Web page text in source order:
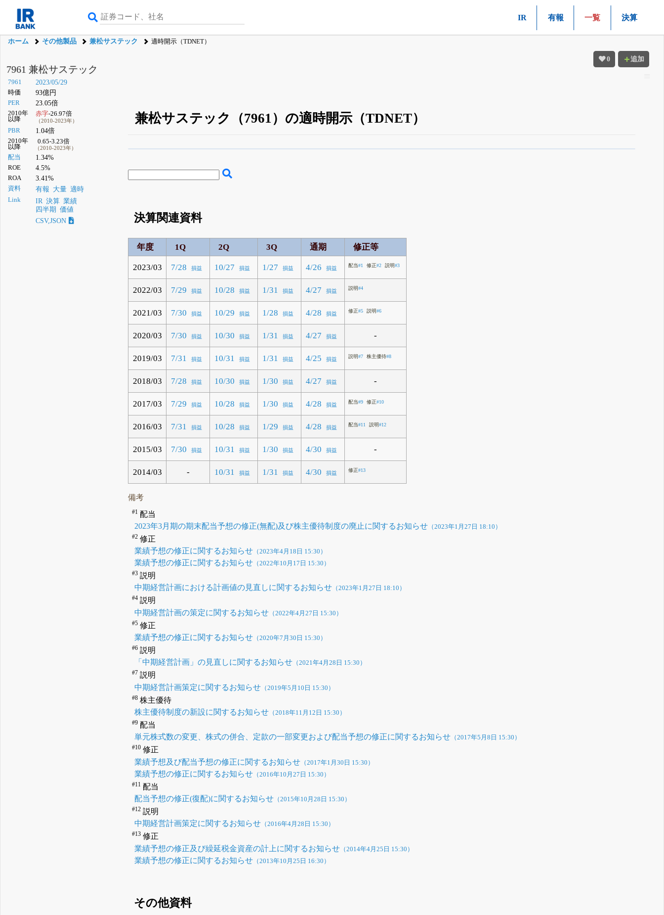
IR 有報 一覧 決算
ホーム その他製品 兼松サステック 適時開示（TDNET）
0 追加
7961 兼松サステック
7961 2023/05/29
時価 93億円
PER 23.05倍
2010年
以降
赤字-26.97倍
（2010-2023年）
PBR 1.04倍
2010年
以降
0.65-3.23倍
（2010-2023年）
配当 1.34%
ROE 4.5%
ROA 3.41%
資料 有報 大量 適時
Link IR 決算 業績
四半期 価値
CSV,JSON
兼松サステック（7961）の適時開示（TDNET）
無料でβ版をはじめる
決算関連資料
年度 1Q 2Q 3Q 通期 修正等
2023/03 7/28 損益 10/27 損益 1/27 損益 4/26 損益 配当#1 修正#2 説明#3
2022/03 7/29 損益 10/28 損益 1/31 損益 4/27 損益 説明#4
2021/03 7/30 損益 10/29 損益 1/28 損益 4/28 損益 修正#5 説明#6
2020/03 7/30 損益 10/30 損益 1/31 損益 4/27 損益 -
2019/03 7/31 損益 10/31 損益 1/31 損益 4/25 損益 説明#7 株主優待#8
2018/03 7/28 損益 10/30 損益 1/30 損益 4/27 損益 -
2017/03 7/29 損益 10/28 損益 1/30 損益 4/28 損益 配当#9 修正#10
2016/03 7/31 損益 10/28 損益 1/29 損益 4/28 損益 配当#11 説明#12
2015/03 7/30 損益 10/31 損益 1/30 損益 4/30 損益 -
2014/03 - 10/31 損益 1/31 損益 4/30 損益 修正#13
備考
#1 配当
2023年3月期の期末配当予想の修正(無配)及び株主優待制度の廃止に関するお知らせ （2023年1月27日 18:10）
#2 修正
業績予想の修正に関するお知らせ （2023年4月18日 15:30）
業績予想の修正に関するお知らせ （2022年10月17日 15:30）
#3 説明
中期経営計画における計画値の見直しに関するお知らせ （2023年1月27日 18:10）
#4 説明
中期経営計画の策定に関するお知らせ （2022年4月27日 15:30）
#5 修正
業績予想の修正に関するお知らせ （2020年7月30日 15:30）
#6 説明
「中期経営計画」の見直しに関するお知らせ （2021年4月28日 15:30）
#7 説明
中期経営計画策定に関するお知らせ （2019年5月10日 15:30）
#8 株主優待
株主優待制度の新設に関するお知らせ （2018年11月12日 15:30）
#9 配当
単元株式数の変更、株式の併合、定款の一部変更および配当予想の修正に関するお知らせ （2017年5月8日 15:30）
#10 修正
業績予想及び配当予想の修正に関するお知らせ （2017年1月30日 15:30）
業績予想の修正に関するお知らせ （2016年10月27日 15:30）
#11 配当
配当予想の修正(復配)に関するお知らせ （2015年10月28日 15:30）
#12 説明
中期経営計画策定に関するお知らせ （2016年4月28日 15:30）
#13 修正
業績予想の修正及び繰延税金資産の計上に関するお知らせ （2014年4月25日 15:30）
業績予想の修正に関するお知らせ （2013年10月25日 16:30）
その他資料